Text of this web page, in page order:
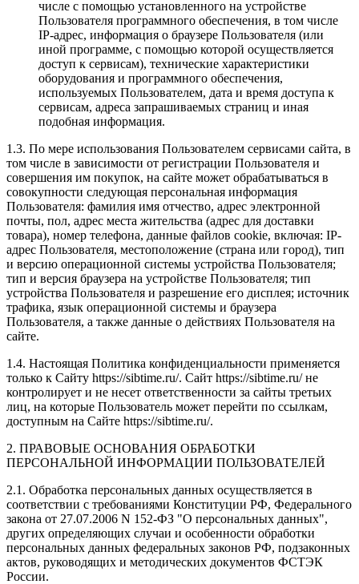
числе с помощью установленного на устройстве
Пользователя программного обеспечения, в том числе
IP-адрес, информация о браузере Пользователя (или
иной программе, с помощью которой осуществляется
доступ к сервисам), технические характеристики
оборудования и программного обеспечения,
используемых Пользователем, дата и время доступа к
сервисам, адреса запрашиваемых страниц и иная
подобная информация.
1.3. По мере использования Пользователем сервисами сайта, в
том числе в зависимости от регистрации Пользователя и
совершения им покупок, на сайте может обрабатываться в
совокупности следующая персональная информация
Пользователя: фамилия имя отчество, адрес электронной
почты, пол, адрес места жительства (адрес для доставки
товара), номер телефона, данные файлов cookie, включая: IP-
адрес Пользователя, местоположение (страна или город), тип
и версию операционной системы устройства Пользователя;
тип и версия браузера на устройстве Пользователя; тип
устройства Пользователя и разрешение его дисплея; источник
трафика, язык операционной системы и браузера
Пользователя, а также данные о действиях Пользователя на
сайте.
1.4. Настоящая Политика конфиденциальности применяется
только к Сайту https://sibtime.ru/. Сайт https://sibtime.ru/ не
контролирует и не несет ответственности за сайты третьих
лиц, на которые Пользователь может перейти по ссылкам,
доступным на Сайте https://sibtime.ru/.
2. ПРАВОВЫЕ ОСНОВАНИЯ ОБРАБОТКИ
ПЕРСОНАЛЬНОЙ ИНФОРМАЦИИ ПОЛЬЗОВАТЕЛЕЙ
2.1. Обработка персональных данных осуществляется в
соответствии с требованиями Конституции РФ, Федерального
закона от 27.07.2006 N 152-ФЗ "О персональных данных",
других определяющих случаи и особенности обработки
персональных данных федеральных законов РФ, подзаконных
актов, руководящих и методических документов ФСТЭК
России.